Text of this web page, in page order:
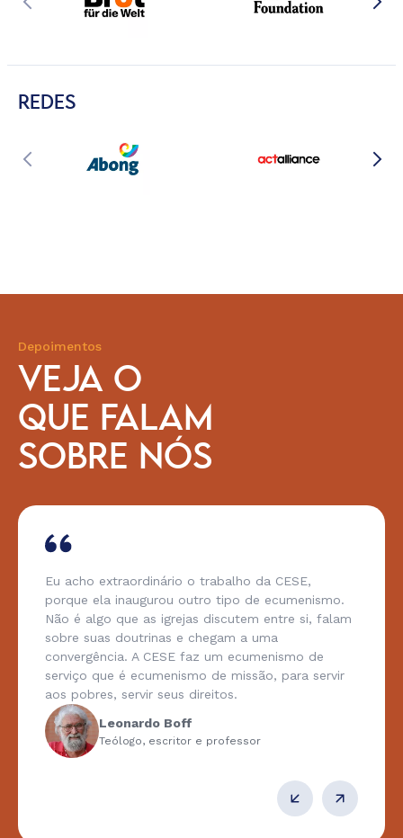
REDES
Depoimentos
VEJA O
QUE FALAM
SOBRE NÓS
Eu acho extraordinário o trabalho da CESE,
porque ela inaugurou outro tipo de ecumenismo.
Não é algo que as igrejas discutem entre si, falam
sobre suas doutrinas e chegam a uma
convergência. A CESE faz um ecumenismo de
serviço que é ecumenismo de missão, para servir
aos pobres, servir seus direitos.
Leonardo Boff
Teólogo, escritor e professor